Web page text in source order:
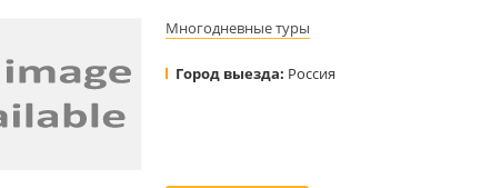
Многодневные туры
Город выезда: Россия